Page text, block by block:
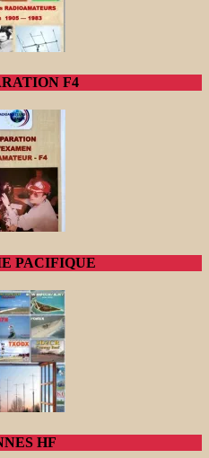
F4
PACIFIQUE
HF